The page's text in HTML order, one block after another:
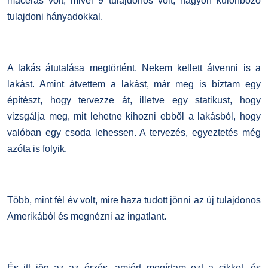
tulajdoni hányadokkal.
A lakás átutalása megtörtént. Nekem kellett átvenni is a
lakást. Amint átvettem a lakást, már meg is bíztam egy
építészt, hogy tervezze át, illetve egy statikust, hogy
vizsgálja meg, mit lehetne kihozni ebből a lakásból, hogy
valóban egy csoda lehessen. A tervezés, egyeztetés még
azóta is folyik.
Több, mint fél év volt, mire haza tudott jönni az új tulajdonos
Amerikából és megnézni az ingatlant.